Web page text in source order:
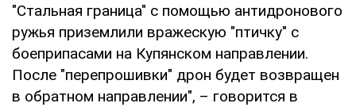
"Стальная граница" с помощью антидронового
ружья приземлили вражескую "птичку" с
боеприпасами на Купянском направлении.
После "перепрошивки" дрон будет возвращен
в обратном направлении", – говорится в